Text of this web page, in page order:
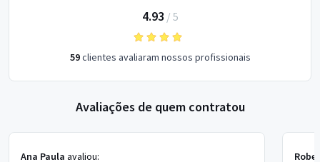
4.93 / 5
59clientes avaliaram nossos profissionais
Avaliações de quem contratou
Ana Paula avaliou: